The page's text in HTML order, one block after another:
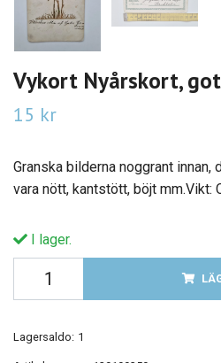
Vykort Nyårskort,
15 kr
Granska bilderna noggrant innan,
vara nött, kantstött, böjt mm.Vikt:
I lager.
Lagersaldo: 1